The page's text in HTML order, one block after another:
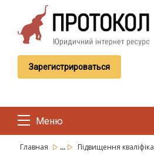
Зарегистрироваться
Меню
Главная ...
Підвищення